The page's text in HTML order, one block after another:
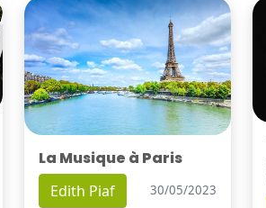
La Musique à Paris
Edith Piaf 30/05/2023